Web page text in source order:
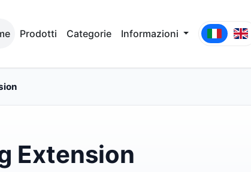
Prodotti Categorie Informazioni
Extension